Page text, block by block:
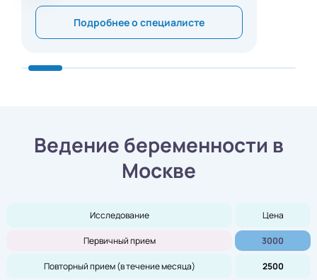
Подробнее о специалисте
Ведение беременности в
Москве
Исследование Цена
Первичный прием 3000
Повторный прием (в течение месяца) 2500